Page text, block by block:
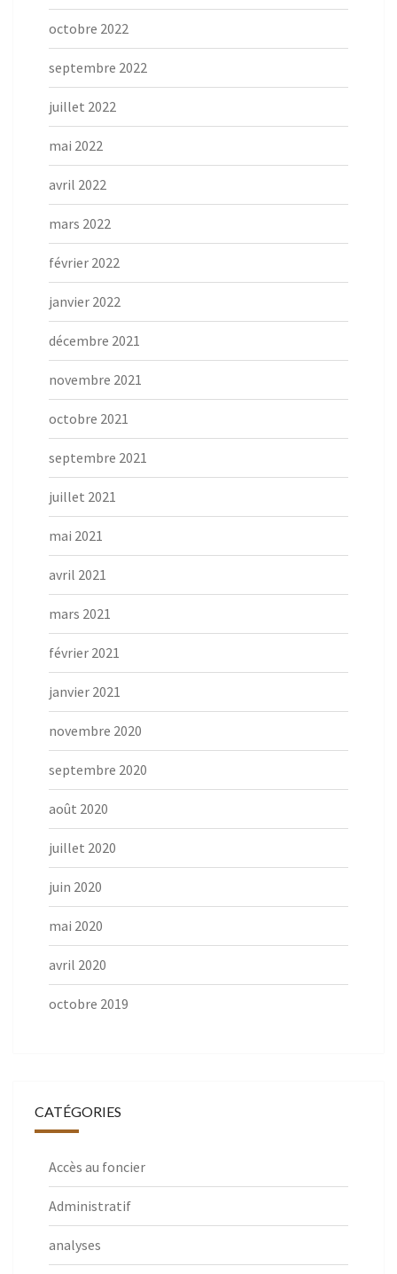
octobre 2022
septembre 2022
juillet 2022
mai 2022
avril 2022
mars 2022
février 2022
janvier 2022
décembre 2021
novembre 2021
octobre 2021
septembre 2021
juillet 2021
mai 2021
avril 2021
mars 2021
février 2021
janvier 2021
novembre 2020
septembre 2020
août 2020
juillet 2020
juin 2020
mai 2020
avril 2020
octobre 2019
CATÉGORIES
Accès au foncier
Administratif
analyses